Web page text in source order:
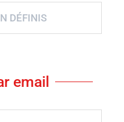
DÉFINIS
email